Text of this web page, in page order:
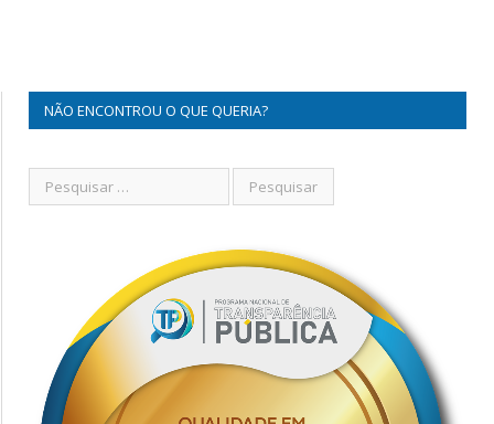
NÃO ENCONTROU O QUE QUERIA?